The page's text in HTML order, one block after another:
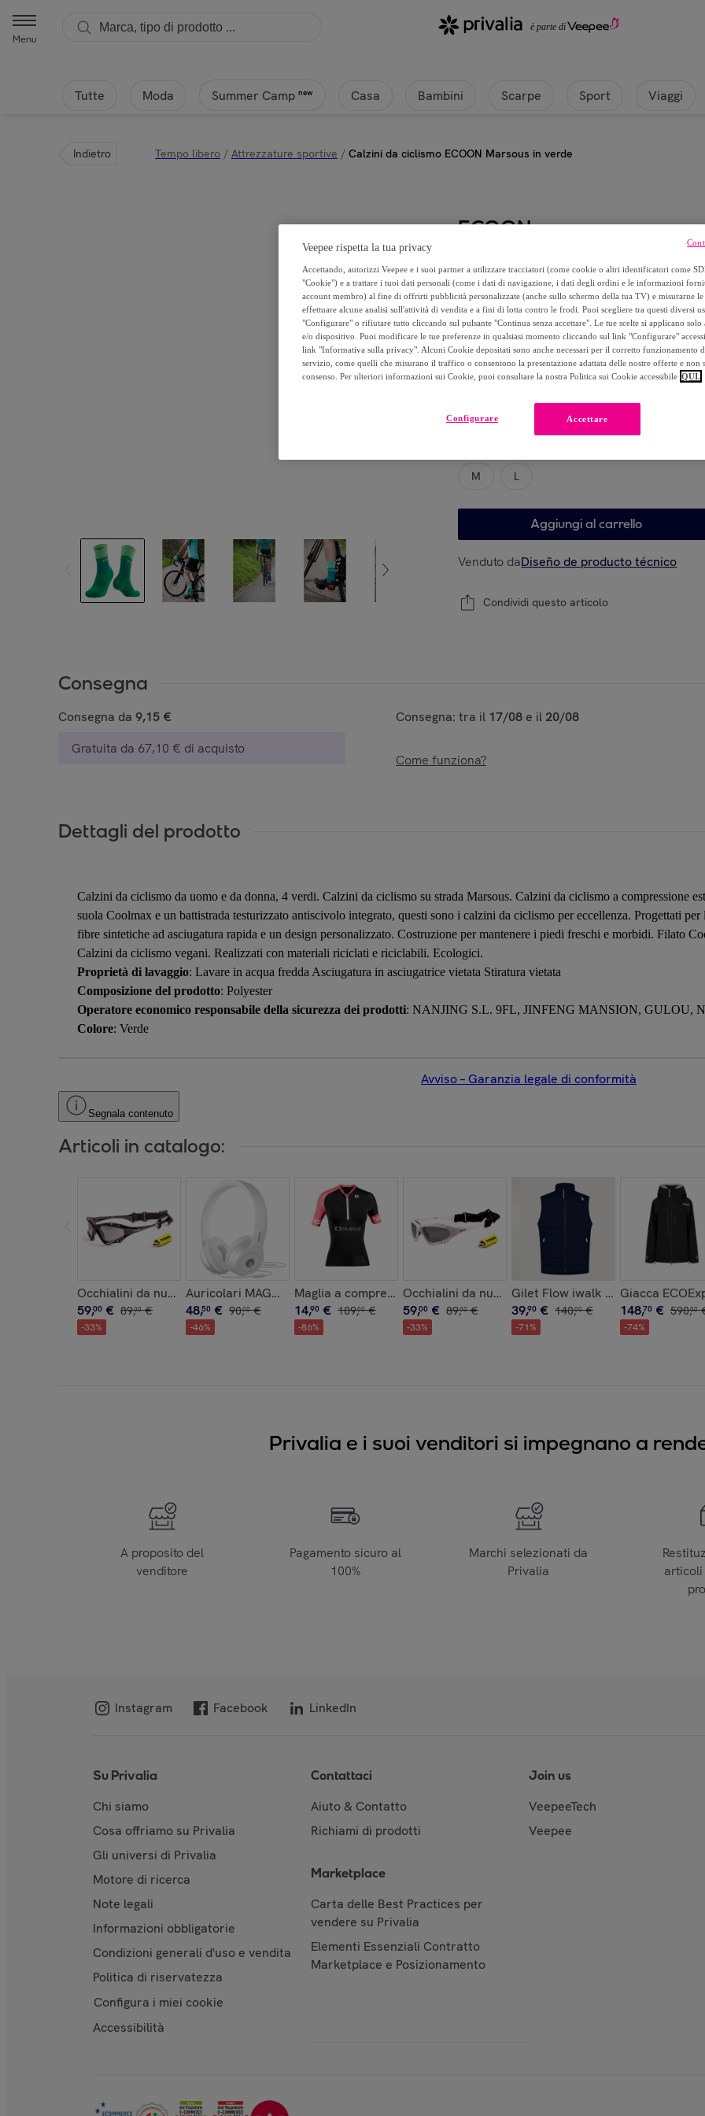
Menu
Tutte Moda Summer Camp new Casa Bambini Scarpe Sport Viaggi
Indietro Tempo libero / Attrezzature sportive / Calzini da ciclismo ECOON Marsous in verde
ECOON
Calzini da ciclismo ECOON
4,95 €
29,00 €
Modello
M L
Aggiungi al carrello
Venduto daDiseño de producto técnico
Condividi questo articolo
Consegna
Consegna da 9,15 €
Gratuita da 67,10 € di acquisto
Consegna: tra il 17/08 e il 20/08
Come funziona?
Dettagli del prodotto
Calzini da ciclismo da uomo e da donna, 4 verdi. Calzini da ciclismo su strada Marsous. Calzini da ciclismo a compressione
suola Coolmax e un battistrada testurizzato antiscivolo integrato, questi sono i calzini da ciclismo per eccellenza. Progettati
fibre sintetiche ad asciugatura rapida e un design personalizzato. Costruzione per mantenere i piedi freschi e morbidi. Filato
Calzini da ciclismo vegani. Realizzati con materiali riciclati e riciclabili. Ecologici.
Proprietà di lavaggio: Lavare in acqua fredda Asciugatura in asciugatrice vietata Stiratura vietata
Composizione del prodotto: Polyester
Operatore economico responsabile della sicurezza dei prodotti: NANJING S.L. 9FL, JINFENG MANSION, GULOU,
Colore: Verde
Avviso – Garanzia legale di conformità
Segnala contenuto
Articoli in catalogo:
Occhialini da nuoto Ocean Australia Water Sport neri
59,00 € 89,00 €
-33%
Auricolari MAGNUSSEN W1 - Bianco mate
48,50 € 90,00 €
-46%
Maglia a compressione da corsa a maniche corte da donna di Blueball
14,90 € 109,00 €
-86%
Occhialini da nuoto Ocean Australia Water Sport
59,00 € 89,00 €
-33%
Gilet Flow iwalk blu
39,90 € 140,00 €
-71%
Giacca
148,70 € 590,00
-74%
Privalia e i suoi venditori si impegnano a
A proposito del
venditore
Pagamento sicuro al
100%
Marchi selezionati da
Privalia
articoli
Instagram Facebook LinkedIn
Su Privalia
Chi siamo
Cosa offriamo su Privalia
Gli universi di Privalia
Motore di ricerca
Note legali
Informazioni obbligatorie
Condizioni generali d'uso e vendita
Politica di riservatezza
Configura i miei cookie
Accessibilità
Contattaci
Aiuto & Contatto
Richiami di prodotti
Marketplace
Carta delle Best Practices per
vendere su Privalia
Elementi Essenziali Contratto
Marketplace e Posizionamento
Join us
VeepeeTech
Veepee
Veepee rispetta la tua privacy
Accettando, autorizzi Veepee e i suoi partner a utilizzare tracciatori (come cookie o altri identificatori come
"Cookie") e a trattare i tuoi dati personali (come i dati di navigazione, i dati degli ordini e le informazioni
account membro) al fine di offrirti pubblicità personalizzate (anche sullo schermo della tua TV) e misurarne le
effettuare alcune analisi sull'attività di vendita e a fini di lotta contro le frodi. Puoi scegliere tra questi diversi
"Configurare" o rifiutare tutto cliccando sul pulsante "Continua senza accettare". Le tue scelte si applicano solo
e/o dispositivo. Puoi modificare le tue preferenze in qualsiasi momento cliccando sul link "Configurare"
link "Informativa sulla privacy". Alcuni Cookie depositati sono anche necessari per il corretto funzionamento
servizio, come quelli che misurano il traffico o consentono la presentazione adattata delle nostre offerte e non
consenso. Per ulteriori informazioni sui Cookie, puoi consultare la nostra Politica sui Cookie accessibile QUI.
Accettare
Configurare